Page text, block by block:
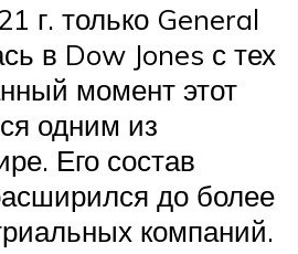
г. только General
в Dow Jones с тех
момент этот
одним из
Его состав
до более
компаний.